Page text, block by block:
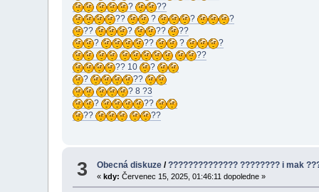
?
??
??
? ?
?
??
? ??
??
?
?? ?
?
??
?? 10
?
?
??
? 8 ?3
?
??
??
??
3 Obecná diskuze /?????????????? ???????? i mak
«kdy: Červenec 15, 2025, 01:46:11 dopoledne »